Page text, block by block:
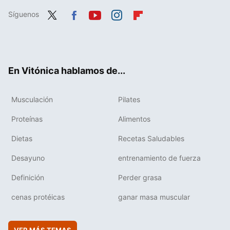
Síguenos
En Vitónica hablamos de...
Musculación Pilates
Proteínas Alimentos
Dietas Recetas Saludables
Desayuno entrenamiento de fuerza
Definición Perder grasa
cenas protéicas ganar masa muscular